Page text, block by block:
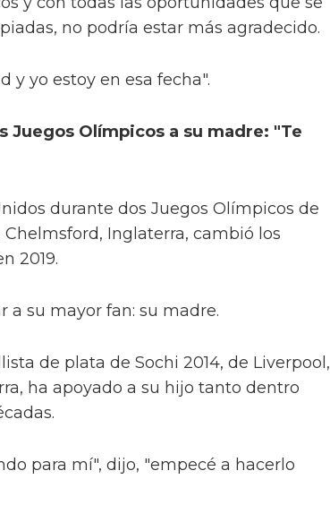
no podría estar más agradecido.
y yo estoy en esa fecha".
Olímpicos a su madre: "Te
durante dos Juegos Olímpicos de
Inglaterra, cambió los
2019.
a su mayor fan: su madre.
de plata de Sochi 2014, de Liverpool,
ha apoyado a su hijo tanto dentro
para mí", dijo, "empecé a hacerlo